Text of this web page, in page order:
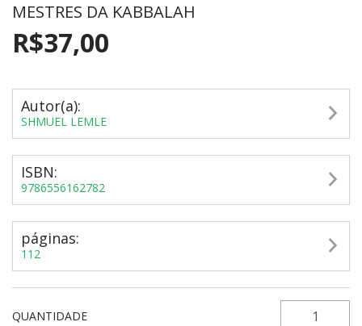
MESTRES DA KABBALAH
R$37,00
Autor(a):
SHMUEL LEMLE
ISBN:
9786556162782
páginas:
112
QUANTIDADE